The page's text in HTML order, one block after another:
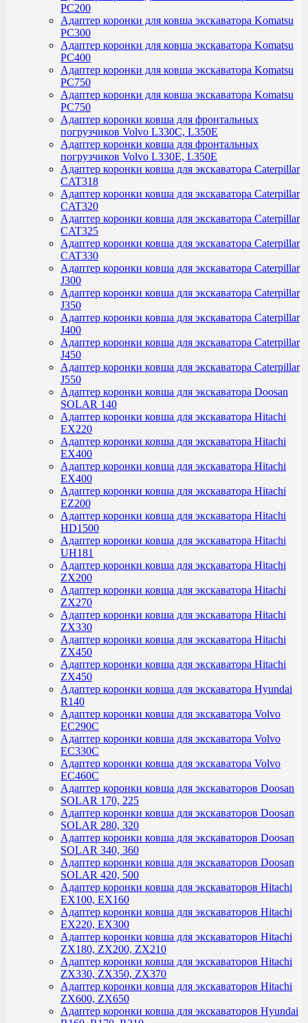
PC200
Адаптер коронки для ковша экскаватора Komatsu
PC300
Адаптер коронки для ковша экскаватора Komatsu
PC400
Адаптер коронки для ковша экскаватора Komatsu
PC750
Адаптер коронки для ковша экскаватора Komatsu
PC750
Адаптер коронки ковша для фронтальных
погрузчиков Volvo L330C, L350E
Адаптер коронки ковша для фронтальных
погрузчиков Volvo L330E, L350E
Адаптер коронки ковша для экскаватора Caterpillar
CAT318
Адаптер коронки ковша для экскаватора Caterpillar
CAT320
Адаптер коронки ковша для экскаватора Caterpillar
CAT325
Адаптер коронки ковша для экскаватора Caterpillar
CAT330
Адаптер коронки ковша для экскаватора Caterpillar
J300
Адаптер коронки ковша для экскаватора Caterpillar
J350
Адаптер коронки ковша для экскаватора Caterpillar
J400
Адаптер коронки ковша для экскаватора Caterpillar
J450
Адаптер коронки ковша для экскаватора Caterpillar
J550
Адаптер коронки ковша для экскаватора Doosan
SOLAR 140
Адаптер коронки ковша для экскаватора Hitachi
EX220
Адаптер коронки ковша для экскаватора Hitachi
EX400
Адаптер коронки ковша для экскаватора Hitachi
EX400
Адаптер коронки ковша для экскаватора Hitachi
EZ200
Адаптер коронки ковша для экскаватора Hitachi
HD1500
Адаптер коронки ковша для экскаватора Hitachi
UH181
Адаптер коронки ковша для экскаватора Hitachi
ZX200
Адаптер коронки ковша для экскаватора Hitachi
ZX270
Адаптер коронки ковша для экскаватора Hitachi
ZX330
Адаптер коронки ковша для экскаватора Hitachi
ZX450
Адаптер коронки ковша для экскаватора Hitachi
ZX450
Адаптер коронки ковша для экскаватора Hyundai
R140
Адаптер коронки ковша для экскаватора Volvo
EC290C
Адаптер коронки ковша для экскаватора Volvo
EC330C
Адаптер коронки ковша для экскаватора Volvo
EC460C
Адаптер коронки ковша для экскаваторов Doosan
SOLAR 170, 225
Адаптер коронки ковша для экскаваторов Doosan
SOLAR 280, 320
Адаптер коронки ковша для экскаваторов Doosan
SOLAR 340, 360
Адаптер коронки ковша для экскаваторов Doosan
SOLAR 420, 500
Адаптер коронки ковша для экскаваторов Hitachi
EX100, EX160
Адаптер коронки ковша для экскаваторов Hitachi
EX220, EX300
Адаптер коронки ковша для экскаваторов Hitachi
ZX180, ZX200, ZX210
Адаптер коронки ковша для экскаваторов Hitachi
ZX330, ZX350, ZX370
Адаптер коронки ковша для экскаваторов Hitachi
ZX600, ZX650
Адаптер коронки ковша для экскаваторов Hyundai